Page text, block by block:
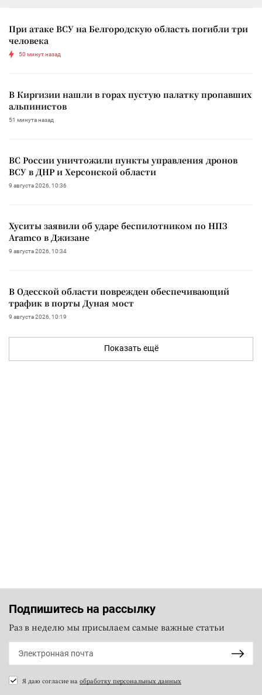
При атаке ВСУ на Белгородскую область погибли три
человека
50 минут назад
В Киргизии нашли в горах пустую палатку пропавших
альпинистов
51 минута назад
ВС России уничтожили пункты управления дронов
ВСУ в ДНР и Херсонской области
9 августа 2026, 10:36
Хуситы заявили об ударе беспилотником по НПЗ
Aramco в Джизане
9 августа 2026, 10:34
В Одесской области поврежден обеспечивающий
трафик в порты Дуная мост
9 августа 2026, 10:19
Показать ещё
Подпишитесь на рассылку
Раз в неделю мы присылаем самые важные статьи
Я даю согласие на обработку персональных данных